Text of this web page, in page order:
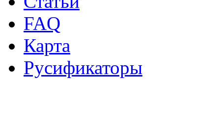
FAQ
Карта
Русификаторы